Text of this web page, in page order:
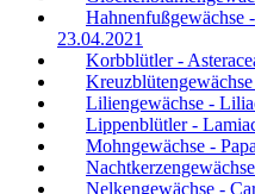
Hahnenfußgewächse
23.04.2021
Korbblütler -
Liliengewächse -
Lippenblütler -
Mohngewächse -
Nelkengewächse -